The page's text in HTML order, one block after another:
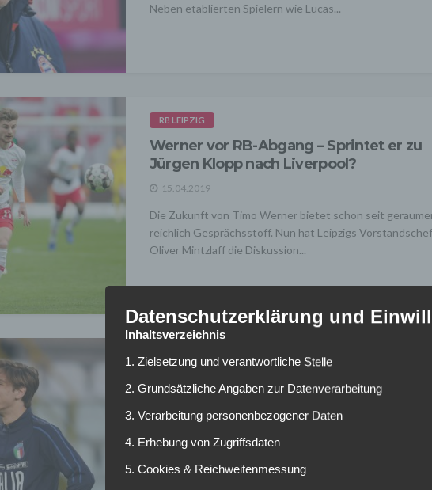
Neben etablierten Spielern wie Lucas...
RB LEIPZIG
Werner vor RB-Abgang – Sprintet er zu
Jürgen Klopp nach Liverpool?
15.04.2019
Die Zukunft von Timo Werner bietet schon seit
reichlich Gesprächsstoff. Nun hat Leipzigs Vorstandschef
Oliver Mintzlaff die Diskussion...
FC BAYERN MÜNCHEN
Projekt Kaderverjüngung – Bayern will
diesen dabei vor allem stark verjüngen. Arjen Robben (35),
Datenschutzerklärung und
Inhaltsverzeichnis
1. Zielsetzung und verantwortliche Stelle
2. Grundsätzliche Angaben zur Datenverarbeitung
3. Verarbeitung personenbezogener Daten
4. Erhebung von Zugriffsdaten
5. Cookies & Reichweitenmessung